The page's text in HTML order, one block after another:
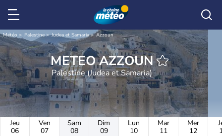
Météo Palestine Judea et Samaria Azzoun
METEO AZZOUN
Palestine (Judea et Samaria)
Jeu
06
Ven
07
Sam
08
Dim
09
Lun
10
Mar
11
Mer
12